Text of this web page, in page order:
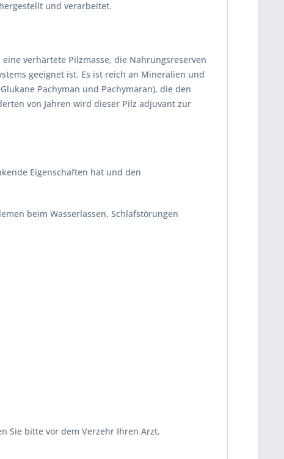
und verarbeitet.
verhärtete Pilzmasse, die Nahrungsreserven
geeignet ist. Es ist reich an Mineralien und
Pachyman und Pachymaran), die den
von Jahren wird dieser Pilz adjuvant zur
Eigenschaften hat und den
beim Wasserlassen, Schlafstörungen
Sie bitte vor dem Verzehr Ihren Arzt.